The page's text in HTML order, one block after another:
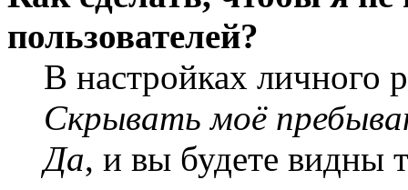
пользователей?
В настройках личного
Скрывать моё
Да, и вы будете видны